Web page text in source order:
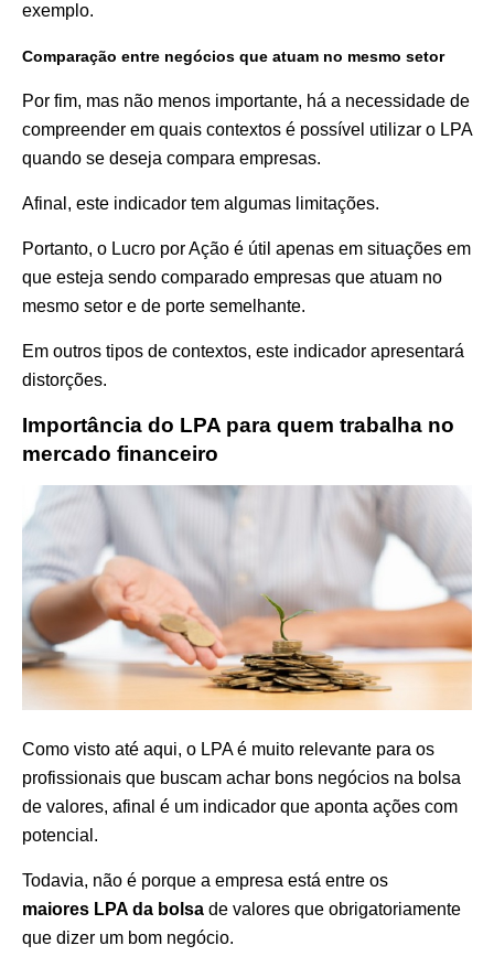
exemplo.
Comparação entre negócios que atuam no mesmo setor
Por fim, mas não menos importante, há a necessidade de
compreender em quais contextos é possível utilizar o LPA
quando se deseja compara empresas.
Afinal, este indicador tem algumas limitações.
Portanto, o Lucro por Ação é útil apenas em situações em
que esteja sendo comparado empresas que atuam no
mesmo setor e de porte semelhante.
Em outros tipos de contextos, este indicador apresentará
distorções.
Importância do LPA para quem trabalha no
mercado financeiro
Como visto até aqui, o LPA é muito relevante para os
profissionais que buscam achar bons negócios na bolsa
de valores, afinal é um indicador que aponta ações com
potencial.
Todavia, não é porque a empresa está entre os
maiores LPA da bolsa de valores que obrigatoriamente
que dizer um bom negócio.